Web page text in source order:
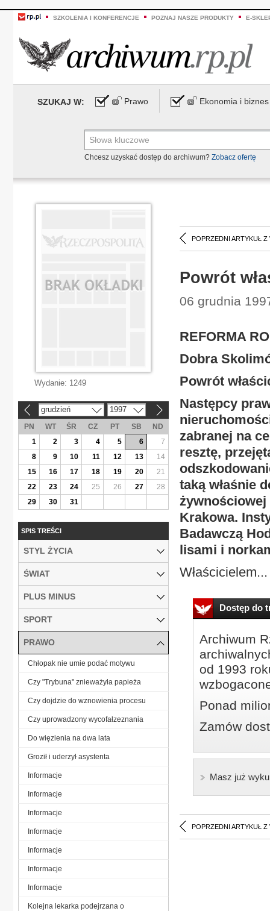
SZKOLENIA I KONFERENCJE POZNAJ NASZE PRODUKTY E-
SZUKAJ W: Prawo Ekonomia i biznes
Chcesz uzyskać dostęp do archiwum? Zobacz ofertę
POPRZEDNI ARTYKUŁ Z
Powrót
06 grudnia
REFORMA
Dobra
Powrót
Następcy
zabranej na
resztę,
taką właśnie
żywnościowej
Krakowa.
Badawczą
lisami i
Właścicielem...
Dostęp do
Archiwum
od 1993
Ponad
Zamów
Masz już
POPRZEDNI ARTYKUŁ Z
Wydanie: 1249
grudzień 1997
PN WT ŚR CZ PT SB
ND
1
2 3 4 5 6
7
8
9 10 11 12 13
14
15
16 17 18 19 20
21
22
23 24 25 26 27
28
29
30 31
SPIS TREŚCI
STYL ŻYCIA
ŚWIAT
PLUS MINUS
SPORT
PRAWO
Chłopak nie umie podać motywu
Czy "Trybuna" znieważyła papieża
Czy dojdzie do wznowienia procesu
Czy uprowadzony wycofałzeznania
Do więzienia na dwa lata
Groził i uderzył asystenta
Informacje
Informacje
Informacje
Informacje
Informacje
Informacje
Informacje
Kolejna lekarka podejrzana o